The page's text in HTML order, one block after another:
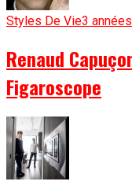
Styles De Vie3
Renaud
Figaroscope